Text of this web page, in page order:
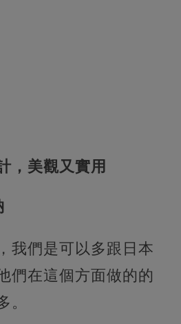
，美觀又實用
我們是可以多跟日本
們在這個方面做的的
。